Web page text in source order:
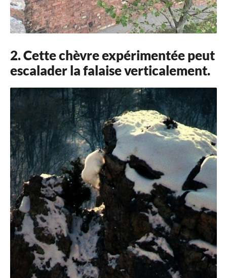
2. Cette chèvre expérimentée peut
escalader la falaise verticalement.